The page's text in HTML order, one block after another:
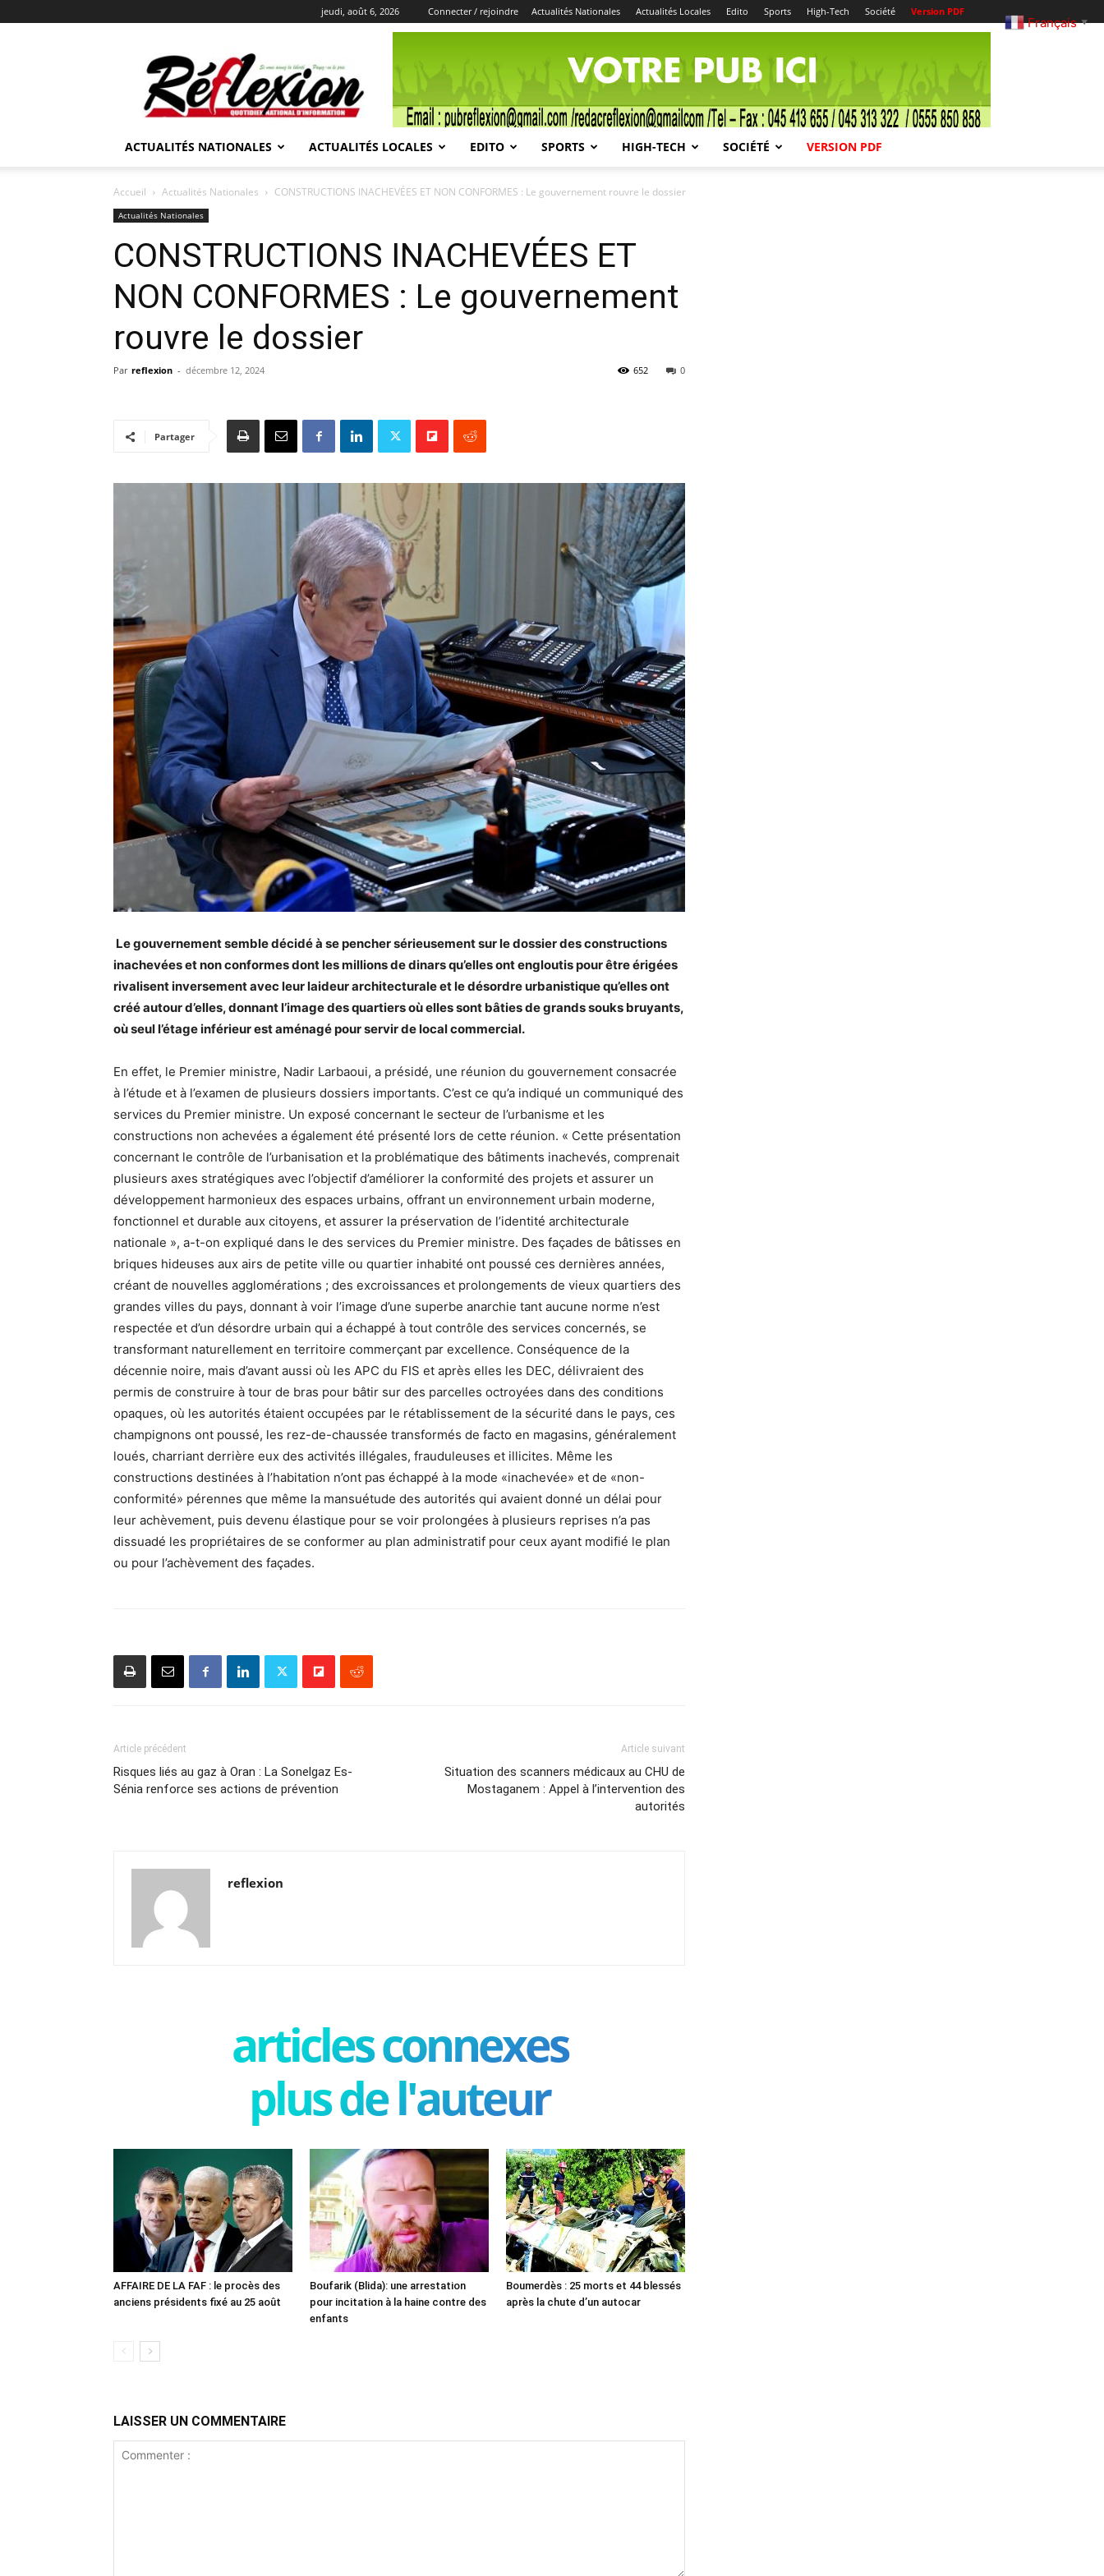
jeudi, août 6, 2026 Connecter / rejoindre Actualités Nationales Actualités Locales Edito Sports High-Tech Société Version PDF
REFLEXION
ACTUALITÉS NATIONALES ACTUALITÉS LOCALES EDITO SPORTS HIGH-TECH SOCIÉTÉ VERSION PDF
Accueil Actualités Nationales CONSTRUCTIONS INACHEVÉES ET NON CONFORMES : Le gouvernement rouvre le dossier
Actualités Nationales
CONSTRUCTIONS INACHEVÉES ET
NON CONFORMES : Le gouvernement
rouvre le dossier
Par reflexion - décembre 12, 2024 0
652
Partager
Le gouvernement semble décidé à se pencher sérieusement sur le dossier des constructions
inachevées et non conformes dont les millions de dinars qu’elles ont engloutis pour être érigées
rivalisent inversement avec leur laideur architecturale et le désordre urbanistique qu’elles ont
créé autour d’elles, donnant l’image des quartiers où elles sont bâties de grands souks bruyants,
où seul l’étage inférieur est aménagé pour servir de local commercial.
En effet, le Premier ministre, Nadir Larbaoui, a présidé, une réunion du gouvernement consacrée
à l’étude et à l’examen de plusieurs dossiers importants. C’est ce qu’a indiqué un communiqué des
services du Premier ministre. Un exposé concernant le secteur de l’urbanisme et les
constructions non achevées a également été présenté lors de cette réunion. « Cette présentation
concernant le contrôle de l’urbanisation et la problématique des bâtiments inachevés, comprenait
plusieurs axes stratégiques avec l’objectif d’améliorer la conformité des projets et assurer un
développement harmonieux des espaces urbains, offrant un environnement urbain moderne,
fonctionnel et durable aux citoyens, et assurer la préservation de l’identité architecturale
nationale », a-t-on expliqué dans le des services du Premier ministre. Des façades de bâtisses en
briques hideuses aux airs de petite ville ou quartier inhabité ont poussé ces dernières années,
créant de nouvelles agglomérations ; des excroissances et prolongements de vieux quartiers des
grandes villes du pays, donnant à voir l’image d’une superbe anarchie tant aucune norme n’est
respectée et d’un désordre urbain qui a échappé à tout contrôle des services concernés, se
transformant naturellement en territoire commerçant par excellence. Conséquence de la
décennie noire, mais d’avant aussi où les APC du FIS et après elles les DEC, délivraient des
permis de construire à tour de bras pour bâtir sur des parcelles octroyées dans des conditions
opaques, où les autorités étaient occupées par le rétablissement de la sécurité dans le pays, ces
champignons ont poussé, les rez-de-chaussée transformés de facto en magasins, généralement
loués, charriant derrière eux des activités illégales, frauduleuses et illicites. Même les
constructions destinées à l’habitation n’ont pas échappé à la mode «inachevée» et de «non-
conformité» pérennes que même la mansuétude des autorités qui avaient donné un délai pour
leur achèvement, puis devenu élastique pour se voir prolongées à plusieurs reprises n’a pas
dissuadé les propriétaires de se conformer au plan administratif pour ceux ayant modifié le plan
ou pour l’achèvement des façades.
Article précédent
Risques liés au gaz à Oran : La Sonelgaz Es-
Sénia renforce ses actions de prévention
Article suivant
Situation des scanners médicaux au CHU de
Mostaganem : Appel à l’intervention des
autorités
reflexion
articles connexes
plus de l'auteur
AFFAIRE DE LA FAF : le procès des
anciens présidents fixé au 25 août
Boufarik (Blida): une arrestation
pour incitation à la haine contre des
enfants
Boumerdès : 25 morts et 44 blessés
après la chute d’un autocar
LAISSER UN COMMENTAIRE
Français ▼